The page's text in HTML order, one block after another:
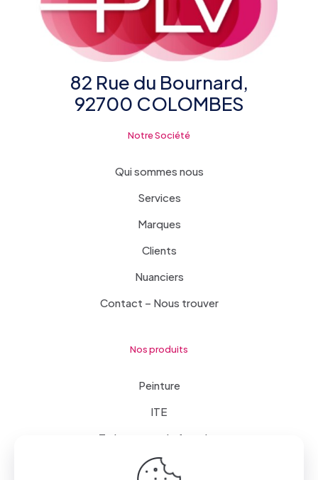
82 Rue du Bournard,
92700 COLOMBES
Notre Société
Qui sommes nous
Services
Marques
Clients
Nuanciers
Contact – Nous trouver
Nos produits
Peinture
ITE
Traitements de façades
Mise en œuvre